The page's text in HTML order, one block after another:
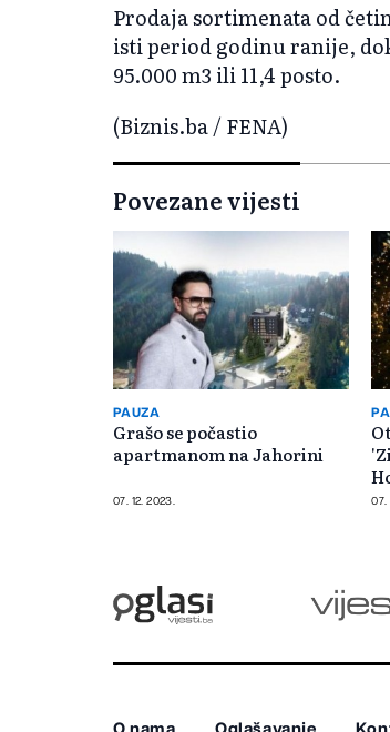
Prodaja sortimenata od
isti period godinu ranije,
95.000 m3 ili 11,4 posto.
(Biznis.ba / FENA)
Povezane vijesti
PAUZA
Grašo se počastio
apartmanom na Jahorini
07. 12. 2023. 07.